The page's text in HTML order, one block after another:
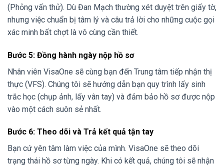
(Phỏng vấn thử). Dù Đan Mạch thường xét duyệt trên giấy tờ,
nhưng việc chuẩn bị tâm lý và câu trả lời cho những cuộc gọi
xác minh bất chợt là vô cùng cần thiết.
Bước 5: Đồng hành ngày nộp hồ sơ
Nhân viên VisaOne sẽ cùng bạn đến Trung tâm tiếp nhận thị
thực (VFS). Chúng tôi sẽ hướng dẫn bạn quy trình lấy sinh
trắc học (chụp ảnh, lấy vân tay) và đảm bảo hồ sơ được nộp
vào một cách suôn sẻ nhất.
Bước 6: Theo dõi và Trả kết quả tận tay
Bạn cứ yên tâm làm việc của mình. VisaOne sẽ theo dõi
trạng thái hồ sơ từng ngày. Khi có kết quả, chúng tôi sẽ nhận